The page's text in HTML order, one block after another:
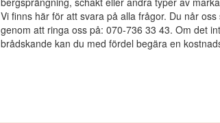
Vi finns här för att svara på alla frågor. Du når oss
genom att ringa oss på: 070-736 33 43. Om det
brådskande kan du med fördel begära en